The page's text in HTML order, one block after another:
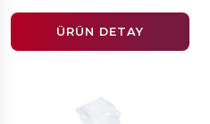
ÜRÜN DETAY